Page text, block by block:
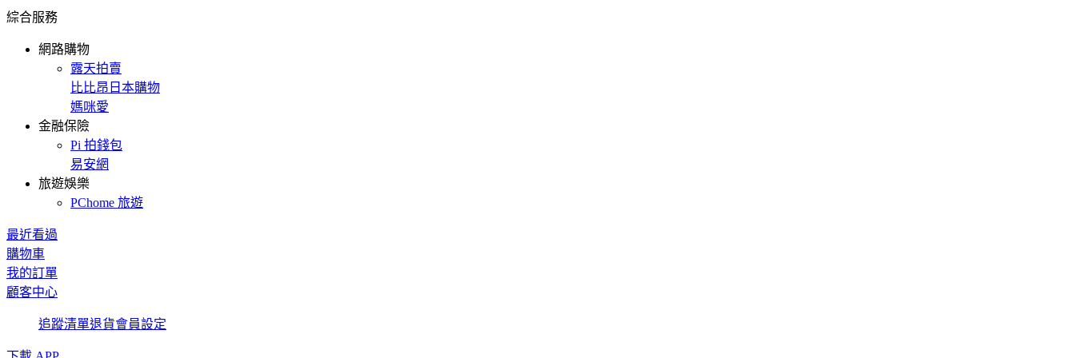
綜合服務
網路購物
露天拍賣
比比昂日本購物
媽咪愛
金融保險
Pi 拍錢包
易安網
旅遊娛樂
PChome 旅遊
最近看過
購物車
我的訂單
顧客中心
追蹤清單退貨會員設定